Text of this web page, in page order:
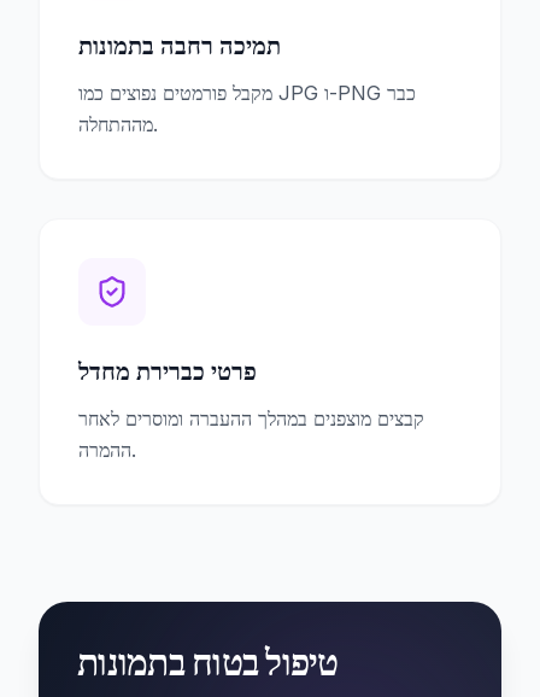
תמיכה רחבה בתמונות
מקבל פורמטים נפוצים כמו JPG ו-PNG כבר
מההתחלה.
פרטי כברירת מחדל
קבצים מוצפנים במהלך ההעברה ומוסרים לאחר
ההמרה.
טיפול בטוח בתמונות